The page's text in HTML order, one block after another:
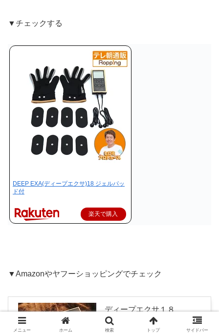
▼チェックする
DEEP EXA(ディープエクサ)18 ジェルパッ
ド付
楽天で購入
▼Amazonやヤフーショッピングでチェック
ディープエクサ１８
created by Rinker
（株）イッティ
メニュー ホーム 検索 トップ サイドバー